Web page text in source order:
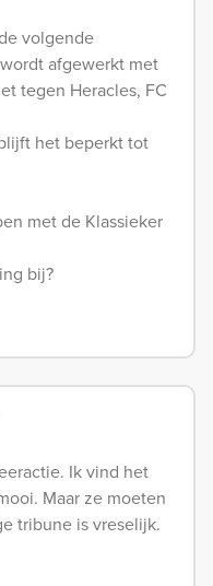
volgende
afgewerkt met
tegen Heracles, FC
het beperkt tot
met de Klassieker
bij?
Ik vind het
Maar ze moeten
tribune is vreselijk.